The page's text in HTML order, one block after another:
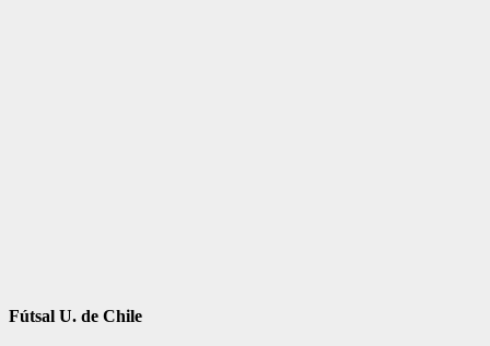
Fútsal U. de Chile